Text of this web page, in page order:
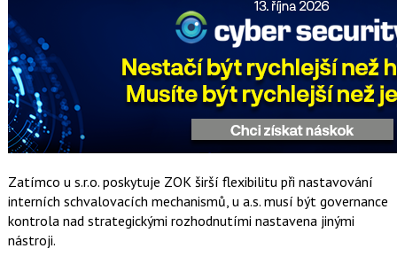
Zatímco u s.r.o. poskytuje ZOK širší flexibilitu při nastavování
interních schvalovacích mechanismů, u a.s. musí být governance
kontrola nad strategickými rozhodnutími nastavena jinými
nástroji.